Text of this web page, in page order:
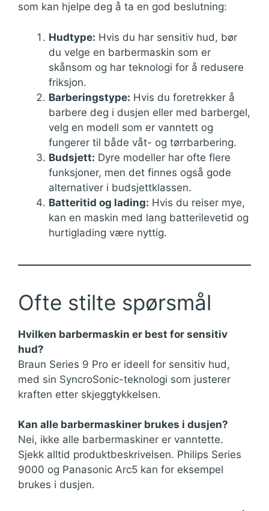
som kan hjelpe deg å ta en god beslutning:
Hudtype: Hvis du har sensitiv hud, bør
du velge en barbermaskin som er
skånsom og har teknologi for å redusere
friksjon.
Barberingstype: Hvis du foretrekker å
barbere deg i dusjen eller med barbergel,
velg en modell som er vanntett og
fungerer til både våt- og tørrbarbering.
Budsjett: Dyre modeller har ofte flere
funksjoner, men det finnes også gode
alternativer i budsjettklassen.
Batteritid og lading: Hvis du reiser mye,
kan en maskin med lang batterilevetid og
hurtiglading være nyttig.
Ofte stilte spørsmål
Hvilken barbermaskin er best for sensitiv
hud?
Braun Series 9 Pro er ideell for sensitiv hud,
med sin SyncroSonic-teknologi som justerer
kraften etter skjeggtykkelsen.
Kan alle barbermaskiner brukes i dusjen?
Nei, ikke alle barbermaskiner er vanntette.
Sjekk alltid produktbeskrivelsen. Philips Series
9000 og Panasonic Arc5 kan for eksempel
brukes i dusjen.